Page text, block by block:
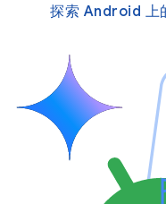
探索 Android 上